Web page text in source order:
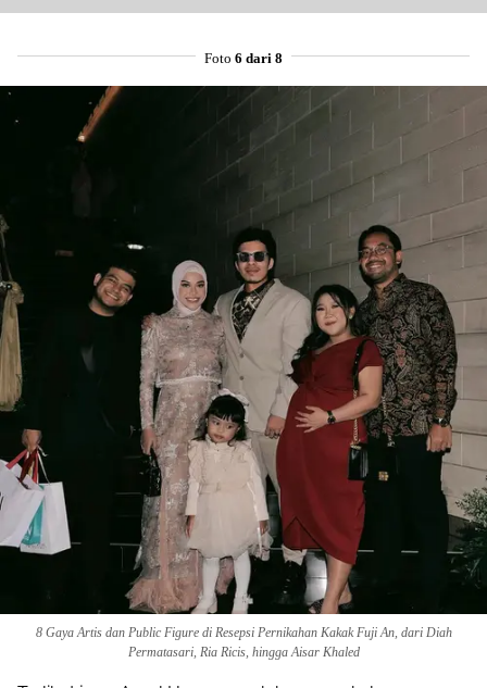
Foto 6 dari 8
8 Gaya Artis dan Public Figure di Resepsi Pernikahan Kakak Fuji An, dari Diah
Permatasari, Ria Ricis, hingga Aisar Khaled
Share to others